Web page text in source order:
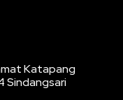
Katapang
Sindangsari